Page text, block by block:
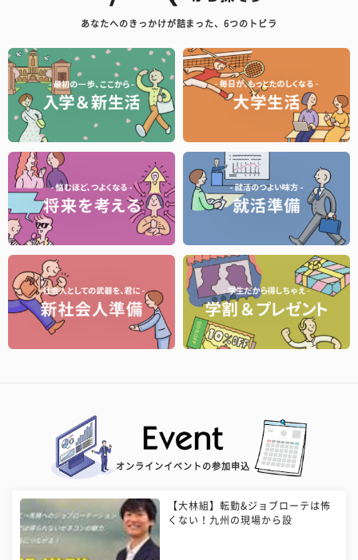
あなたへのきっかけが詰まった、6つのトビラ
オンラインイベントの参加申込
【大林組】転勤&ジョブローテは怖
くない！九州の現場から設